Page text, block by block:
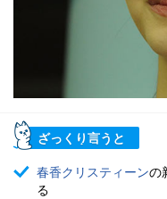
ざっくり言うと
春香クリスティーンの
る